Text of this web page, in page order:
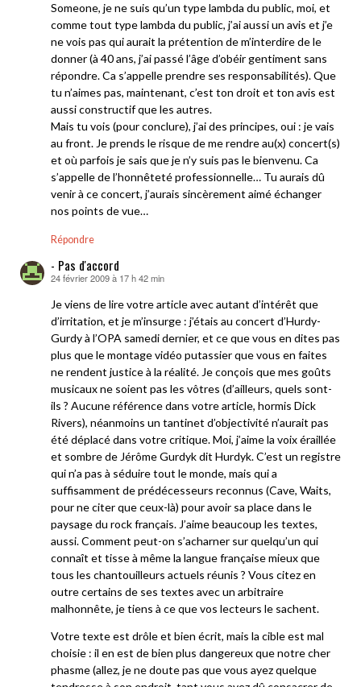
Someone, je ne suis qu’un type lambda du public, moi, et
comme tout type lambda du public, j’ai aussi un avis et j’e
ne vois pas qui aurait la prétention de m’interdire de le
donner (à 40 ans, j’ai passé l’âge d’obéir gentiment sans
répondre. Ca s’appelle prendre ses responsabilités). Que
tu n’aimes pas, maintenant, c’est ton droit et ton avis est
aussi constructif que les autres.
Mais tu vois (pour conclure), j’ai des principes, oui : je vais
au front. Je prends le risque de me rendre au(x) concert(s)
et où parfois je sais que je n’y suis pas le bienvenu. Ca
s’appelle de l’honnêteté professionnelle… Tu aurais dû
venir à ce concert, j’aurais sincèrement aimé échanger
nos points de vue…
Répondre
- Pas d'accord
dit :
24 février 2009 à 17 h 42 min
Je viens de lire votre article avec autant d’intérêt que
d’irritation, et je m’insurge : j’étais au concert d’Hurdy-
Gurdy à l’OPA samedi dernier, et ce que vous en dites pas
plus que le montage vidéo putassier que vous en faites
ne rendent justice à la réalité. Je conçois que mes goûts
musicaux ne soient pas les vôtres (d’ailleurs, quels sont-
ils ? Aucune référence dans votre article, hormis Dick
Rivers), néanmoins un tantinet d’objectivité n’aurait pas
été déplacé dans votre critique. Moi, j’aime la voix éraillée
et sombre de Jérôme Gurdyk dit Hurdyk. C’est un registre
qui n’a pas à séduire tout le monde, mais qui a
suffisamment de prédécesseurs reconnus (Cave, Waits,
pour ne citer que ceux-là) pour avoir sa place dans le
paysage du rock français. J’aime beaucoup les textes,
aussi. Comment peut-on s’acharner sur quelqu’un qui
connaît et tisse à même la langue française mieux que
tous les chantouilleurs actuels réunis ? Vous citez en
outre certains de ses textes avec un arbitraire
malhonnête, je tiens à ce que vos lecteurs le sachent.
Votre texte est drôle et bien écrit, mais la cible est mal
choisie : il en est de bien plus dangereux que notre cher
phasme (allez, je ne doute pas que vous ayez quelque